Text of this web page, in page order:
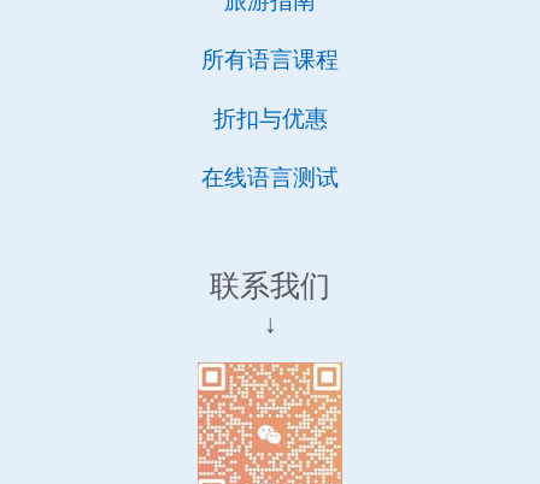
所有语言课程
折扣与优惠
在线语言测试
联系我们
↓